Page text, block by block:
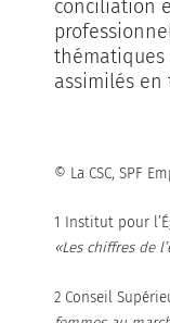
conciliation
assimilés en
© La CSC, SPF
1 Institut pour
«Les chiffres de
2 Conseil